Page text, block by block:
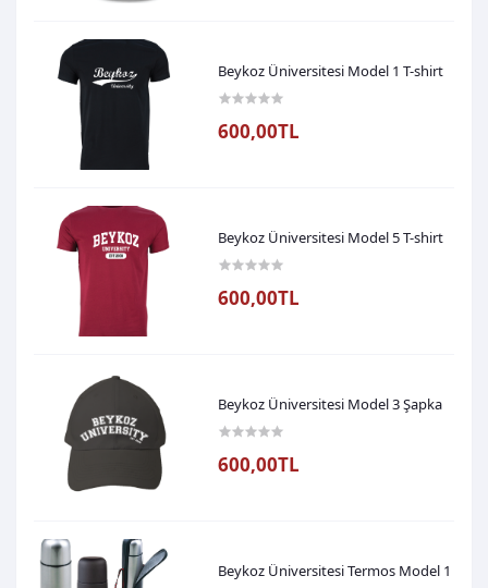
Beykoz Üniversitesi Model 1 T-shirt
600,00TL
Beykoz Üniversitesi Model 5 T-shirt
600,00TL
Beykoz Üniversitesi Model 3 Şapka
600,00TL
Beykoz Üniversitesi Termos Model 1